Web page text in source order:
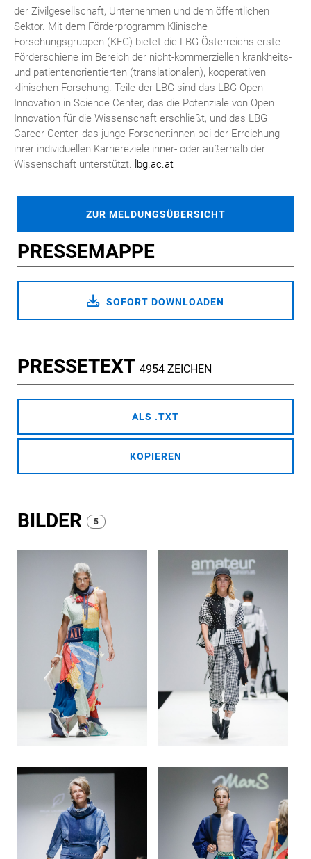
der Zivilgesellschaft, Unternehmen und dem öffentlichen
Sektor. Mit dem Förderprogramm Klinische
Forschungsgruppen (KFG) bietet die LBG Österreichs erste
Förderschiene im Bereich der nicht-kommerziellen krankheits-
und patientenorientierten (translationalen), kooperativen
klinischen Forschung. Teile der LBG sind das LBG Open
Innovation in Science Center, das die Potenziale von Open
Innovation für die Wissenschaft erschließt, und das LBG
Career Center, das junge Forscher:innen bei der Erreichung
ihrer individuellen Karriereziele inner- oder außerhalb der
Wissenschaft unterstützt. lbg.ac.at
ZUR MELDUNGSÜBERSICHT
PRESSEMAPPE
SOFORT DOWNLOADEN
PRESSETEXT 4954 ZEICHEN
ALS .TXT
KOPIEREN
BILDER 5